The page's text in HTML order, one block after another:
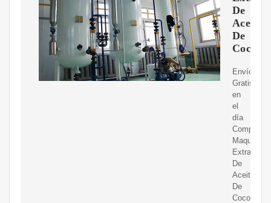
De
Aceite
De
Coco
Envíos
Gratis
en
el
día
Compre
Maquina
Extractora
De
Aceite
De
Coco